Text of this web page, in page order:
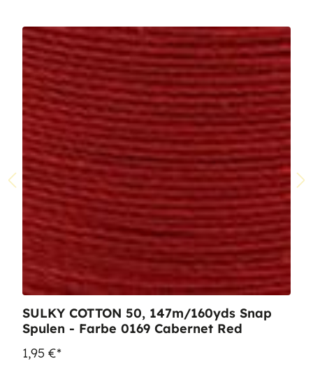
SULKY COTTON 50, 147m/160yds Snap
Spulen - Farbe 0169 Cabernet Red
1,95 €*